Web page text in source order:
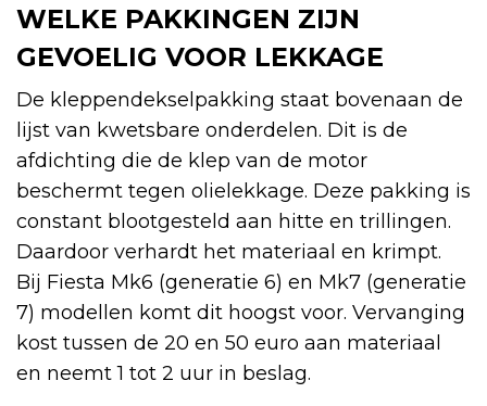
WELKE PAKKINGEN ZIJN
GEVOELIG VOOR LEKKAGE
De kleppendekselpakking staat bovenaan de
lijst van kwetsbare onderdelen. Dit is de
afdichting die de klep van de motor
beschermt tegen olielekkage. Deze pakking is
constant blootgesteld aan hitte en trillingen.
Daardoor verhardt het materiaal en krimpt.
Bij Fiesta Mk6 (generatie 6) en Mk7 (generatie
7) modellen komt dit hoogst voor. Vervanging
kost tussen de 20 en 50 euro aan materiaal
en neemt 1 tot 2 uur in beslag.